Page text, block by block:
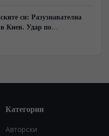
си: Разузнавателна
Киев. Удар по
е най-добрата дипломация
Категории
Авторски